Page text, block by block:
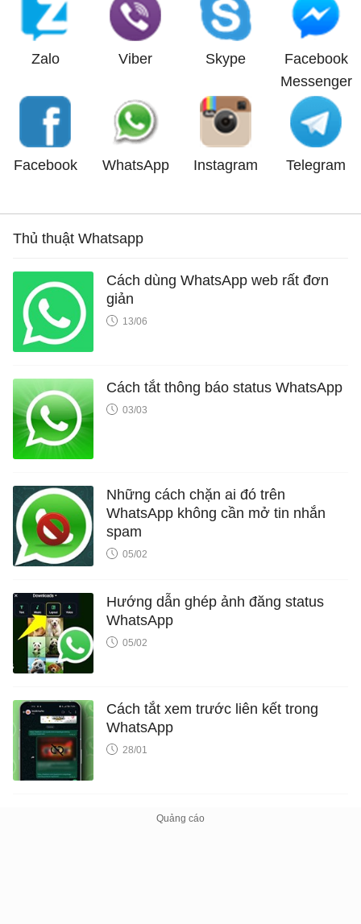
Zalo
Facebook
Viber
WhatsApp
Skype
Instagram
Facebook
Messenger
Telegram
Thủ thuật Whatsapp
Cách dùng WhatsApp web rất đơn
giản
13/06
Cách tắt thông báo status WhatsApp
03/03
Những cách chặn ai đó trên
WhatsApp không cần mở tin nhắn
spam
05/02
Hướng dẫn ghép ảnh đăng status
WhatsApp
05/02
Cách tắt xem trước liên kết trong
WhatsApp
28/01